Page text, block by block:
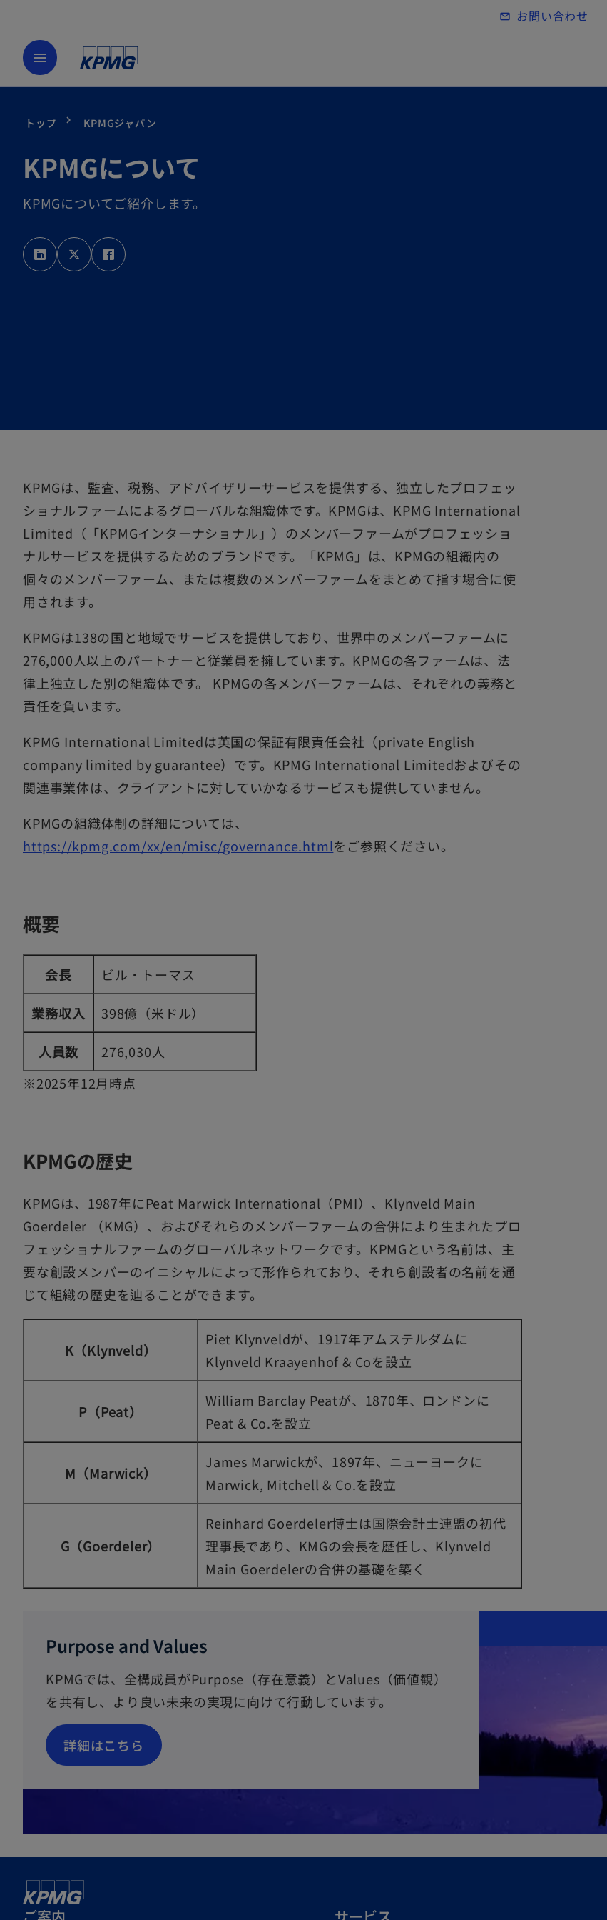
Skip to main content
mail_outline お問い合わせ
menu
トップ KPMGジャパン
KPMGについて
KPMGについてご紹介します。
新
し
新
し
KPMGは、監査、税務、アドバイザリーサービスを提供する、独立したプロフェッ
ショナルファームによるグローバルな組織体です。KPMGは、KPMG International
Limited（「KPMGインターナショナル」）のメンバーファームがプロフェッショ
ナルサービスを提供するためのブランドです。「KPMG」は、KPMGの組織内の
個々のメンバーファーム、または複数のメンバーファームをまとめて指す場合に使
用されます。
KPMGは138の国と地域でサービスを提供しており、世界中のメンバーファームに
276,000人以上のパートナーと従業員を擁しています。KPMGの各ファームは、法
律上独立した別の組織体です。 KPMGの各メンバーファームは、それぞれの義務と
責任を負います。
KPMG International Limitedは英国の保証有限責任会社（private English
company limited by guarantee）です。KPMG International Limitedおよびその
関連事業体は、クライアントに対していかなるサービスも提供していません。
KPMGの組織体制の詳細については、
https://kpmg.com/xx/en/misc/governance.htmlをご参照ください。
概要
会長 ビル・トーマス
業務収入 398億（米ドル）
人員数
276,030人
※2025年12月時点
KPMGの歴史
KPMGは、1987年にPeat Marwick International（PMI）、Klynveld Main
Goerdeler （KMG）、およびそれらのメンバーファームの合併により生まれたプロ
フェッショナルファームのグローバルネットワークです。KPMGという名前は、主
要な創設メンバーのイニシャルによって形作られており、それら創設者の名前を通
じて組織の歴史を辿ることができます。
K（Klynveld）
Piet Klynveldが、1917年アムステルダムに
Klynveld Kraayenhof & Coを設立
P（Peat）
William Barclay Peatが、1870年、ロンドンに
Peat & Co.を設立
M（Marwick）
James Marwickが、1897年、ニューヨークに
Marwick, Mitchell & Co.を設立
G（Goerdeler）
Reinhard Goerdeler博士は国際会計士連盟の初代
理事長であり、KMGの会長を歴任し、Klynveld
Main Goerdelerの合併の基礎を築く
Purpose and Values
KPMGでは、全構成員がPurpose（存在意義）とValues（価値観）
を共有し、より良い未来の実現に向けて行動しています。
詳細はこちら
新
し
い
ブ
で